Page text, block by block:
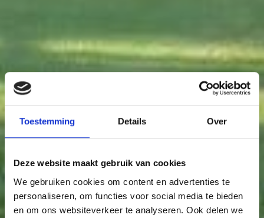
Toestemming Details Over
Deze website maakt gebruik van cookies
We gebruiken cookies om content en advertenties te
personaliseren, om functies voor social media te bieden
en om ons websiteverkeer te analyseren. Ook delen we